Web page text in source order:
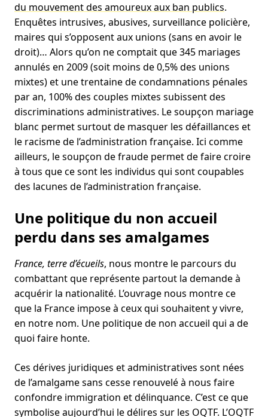
du mouvement des amoureux aux ban publics.
Enquêtes intrusives, abusives, surveillance policière,
maires qui s’opposent aux unions (sans en avoir le
droit)… Alors qu’on ne comptait que 345 mariages
annulés en 2009 (soit moins de 0,5% des unions
mixtes) et une trentaine de condamnations pénales
par an, 100% des couples mixtes subissent des
discriminations administratives. Le soupçon mariage
blanc permet surtout de masquer les défaillances et
le racisme de l’administration française. Ici comme
ailleurs, le soupçon de fraude permet de faire croire
à tous que ce sont les individus qui sont coupables
des lacunes de l’administration française.
Une politique du non accueil
perdu dans ses amalgames
France, terre d’écueils, nous montre le parcours du
combattant que représente partout la demande à
acquérir la nationalité. L’ouvrage nous montre ce
que la France impose à ceux qui souhaitent y vivre,
en notre nom. Une politique de non accueil qui a de
quoi faire honte.
Ces dérives juridiques et administratives sont nées
de l’amalgame sans cesse renouvelé à nous faire
confondre immigration et délinquance. C’est ce que
symbolise aujourd’hui le délires sur les OQTF. L’OQTF